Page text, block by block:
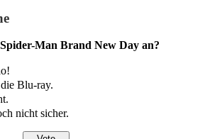
Man Brand New Day an?
Blu-ray.
nicht sicher.